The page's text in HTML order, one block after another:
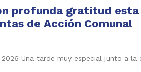
profunda gratitud
de Acción Comunal
Una tarde muy especial junto a